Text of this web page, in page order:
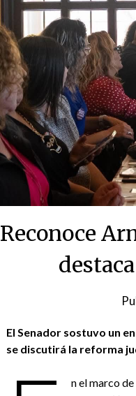
Reconoce
El Senador sostuvo un
se discutirá la reforma
n el marco